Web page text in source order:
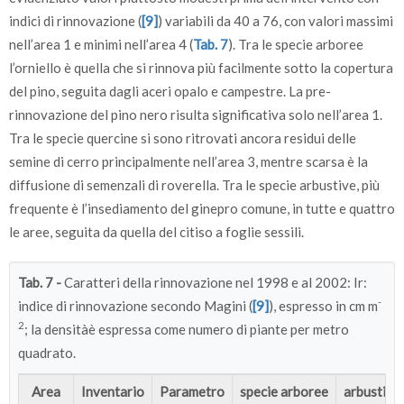
indici di rinnovazione ([9]) variabili da 40 a 76, con valori massimi
nell’area 1 e minimi nell’area 4 (Tab. 7). Tra le specie arboree
l’orniello è quella che si rinnova più facilmente sotto la copertura
del pino, seguita dagli aceri opalo e campestre. La pre-
rinnovazione del pino nero risulta significativa solo nell’area 1.
Tra le specie quercine si sono ritrovati ancora residui delle
semine di cerro principalmente nell’area 3, mentre scarsa è la
diffusione di semenzali di roverella. Tra le specie arbustive, più
frequente è l’insediamento del ginepro comune, in tutte e quattro
le aree, seguita da quella del citiso a foglie sessili.
Tab. 7 -Caratteri della rinnovazione nel 1998 e al 2002: Ir:
indice di rinnovazione secondo Magini ([9]), espresso in cm m-
2; la densitàè espressa come numero di piante per metro
quadrato.
Area Inventario Parametro specie arboree arbusti